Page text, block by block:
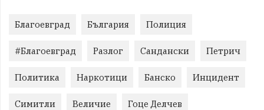
Благоевград България Полиция
#Благоевград Разлог Сандански Петрич
Политика Наркотици Банско Инцидент
Симитли Величие Гоце Делчев